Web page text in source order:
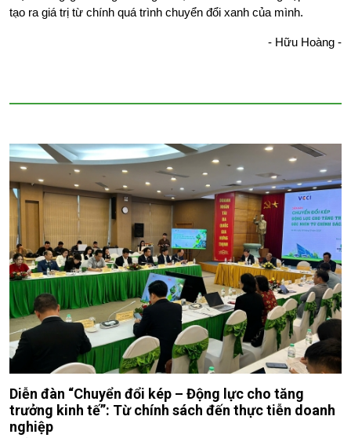
tạo ra giá trị từ chính quá trình chuyển đổi xanh của mình.
- Hữu Hoàng -
Diễn đàn “Chuyển đổi kép – Động lực cho tăng
trưởng kinh tế”: Từ chính sách đến thực tiễn doanh
nghiệp